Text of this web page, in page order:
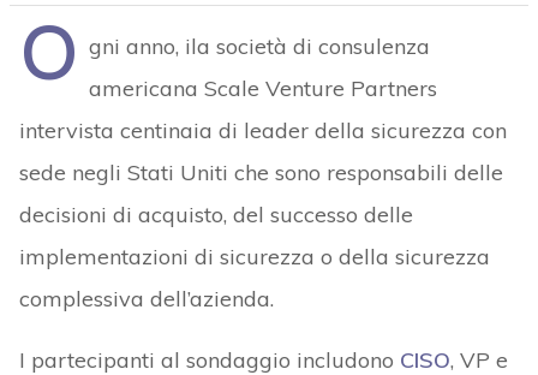
O gni anno, ila società di consulenza
americana Scale Venture Partners
intervista centinaia di leader della sicurezza con
sede negli Stati Uniti che sono responsabili delle
decisioni di acquisto, del successo delle
implementazioni di sicurezza o della sicurezza
complessiva dell’azienda.
I partecipanti al sondaggio includono CISO, VP e